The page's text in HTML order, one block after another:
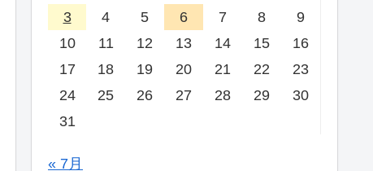
3
4 5 6 7 8
9
10
11 12 13 14 15
16
17
18 19 20 21 22
23
24
25 26 27 28 29
30
31
« 7月